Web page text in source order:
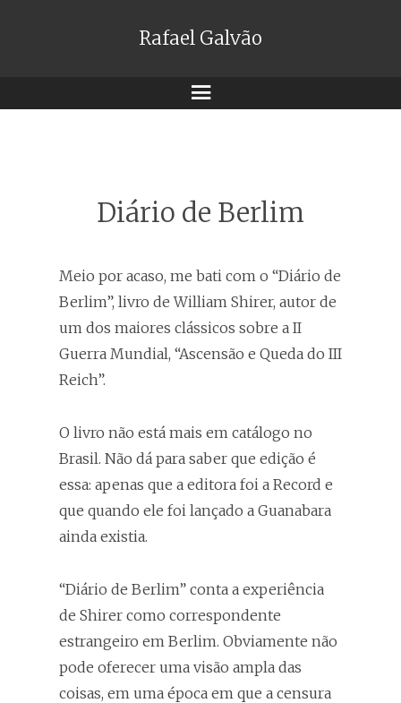
Rafael Galvão
Menu
Diário de Berlim
Meio por acaso, me bati com o “Diário de
Berlim”, livro de William Shirer, autor de
um dos maiores clássicos sobre a II
Guerra Mundial, “Ascensão e Queda do III
Reich”.
O livro não está mais em catálogo no
Brasil. Não dá para saber que edição é
essa: apenas que a editora foi a Record e
que quando ele foi lançado a Guanabara
ainda existia.
“Diário de Berlim” conta a experiência
de Shirer como correspondente
estrangeiro em Berlim. Obviamente não
pode oferecer uma visão ampla das
coisas, em uma época em que a censura